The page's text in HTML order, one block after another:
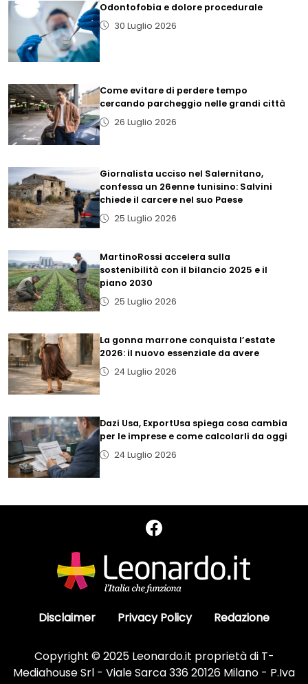
Odontofobia e dolore procedurale
30 Luglio 2026
Come evitare di perdere tempo
cercando parcheggio nelle grandi città
26 Luglio 2026
Giornalista ucciso nel Salernitano,
confessa un 26enne tunisino: Salvini
chiede il carcere nel suo Paese
25 Luglio 2026
MartinoRossi accelera sulla
sostenibilità con il bilancio 2025 e il
piano 2030
25 Luglio 2026
La gonna marrone conquista l’estate
2026: il nuovo essenziale da avere
24 Luglio 2026
Dazi Usa, ExportUsa spiega cosa cambia
per le imprese e come calcolarli da oggi
24 Luglio 2026
Disclaimer Privacy Policy Redazione
Copyright © 2025 Leonardo.it proprietà di T-
Mediahouse Srl - Viale Sarca 336 20126 Milano - P.Iva